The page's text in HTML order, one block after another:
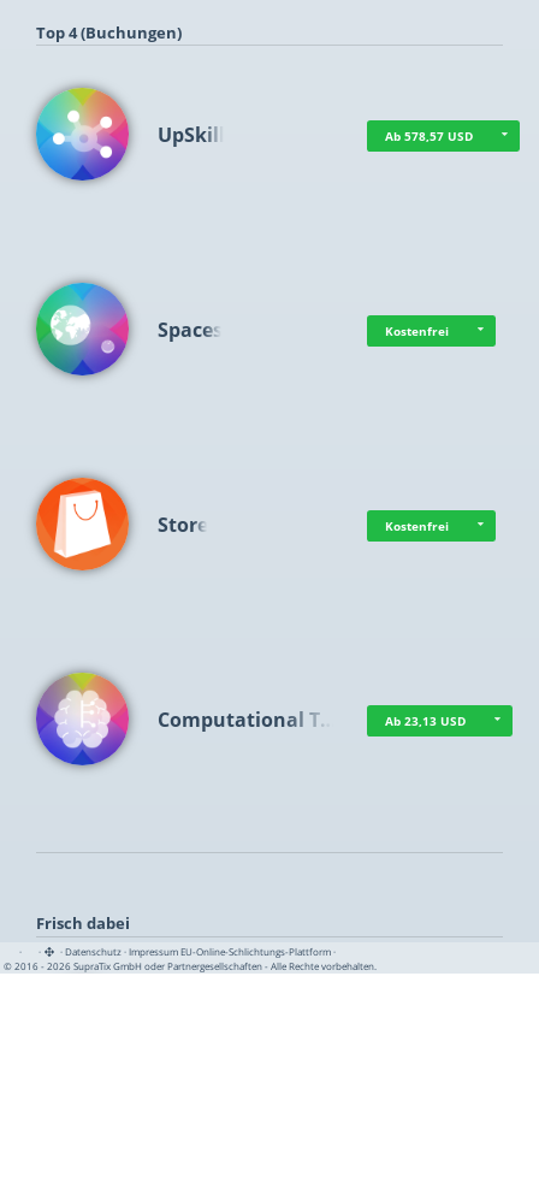
Top 4 (Buchungen)
UpSkill Ab 578,57 USD
Spaces Kostenfrei
Store Kostenfrei
Computational T… Ab 23,13 USD
Frisch dabei
· · ·Datenschutz·Impressum EU-Online-Schlichtungs-Plattform·
© 2016 - 2026 SupraTix GmbH oder Partnergesellschaften - Alle Rechte vorbehalten.